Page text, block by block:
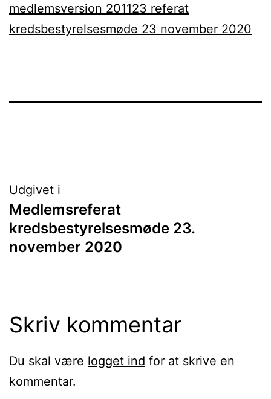
medlemsversion 201123 referat
kredsbestyrelsesmøde 23 november 2020
Indlægsnavigation
Udgivet i
Medlemsreferat
kredsbestyrelsesmøde 23.
november 2020
Skriv kommentar
Du skal være logget ind for at skrive en
kommentar.